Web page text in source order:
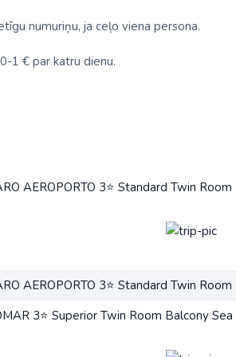
numuriņu, ja ceļo viena persona.
1 € par katru dienu.
AEROPORTO 3⭐ Standard Twin
AEROPORTO 3⭐ Standard Twin
3⭐ Superior Twin Room Balcony